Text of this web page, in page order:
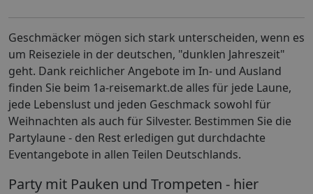
Geschmäcker mögen sich stark unterscheiden, wenn es
um Reiseziele in der deutschen, "dunklen Jahreszeit"
geht. Dank reichlicher Angebote im In- und Ausland
finden Sie beim 1a-reisemarkt.de alles für jede Laune,
jede Lebenslust und jeden Geschmack sowohl für
Weihnachten als auch für Silvester. Bestimmen Sie die
Partylaune - den Rest erledigen gut durchdachte
Eventangebote in allen Teilen Deutschlands.
Party mit Pauken und Trompeten - hier